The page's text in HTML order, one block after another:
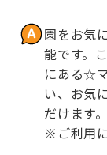
園をお気
能です。
にある☆
い、お気
だけます。
※ご利用